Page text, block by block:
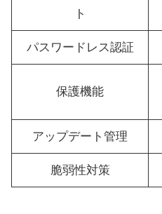
ト
パスワードレス認証
保護機能
アップデート管理
脆弱性対策